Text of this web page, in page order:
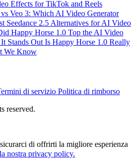
Effects for TikTok and Reels
Veo 3: Which AI Video Generator
Seedance 2.5 Alternatives for AI Video
Happy Horse 1.0 Top the AI Video
Stands OutIs Happy Horse 1.0 Really
We Know
di servizio Politica di rimborso
reserved.
di offrirti la migliore esperienza
nostra privacy policy.